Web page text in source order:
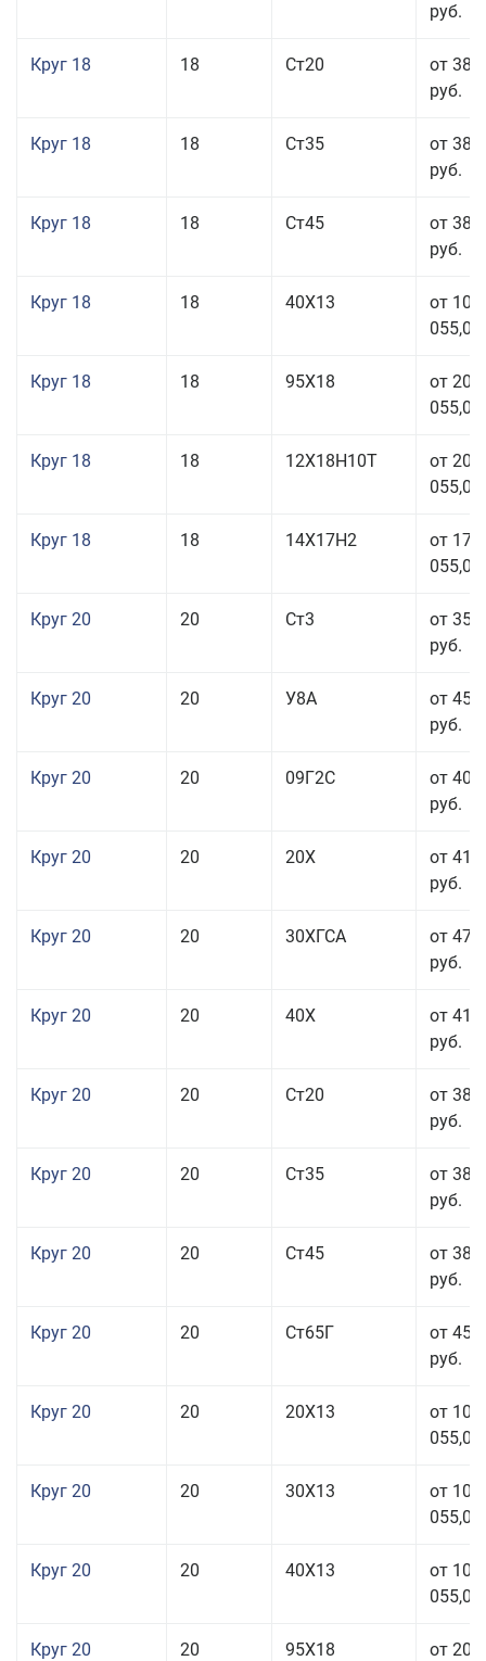
руб.
Круг 18 18 Ст20
от 38
руб.
Круг 18 18 Ст35
от 38
руб.
Круг 18 18 Ст45
от 38
руб.
Круг 18 18 40Х13
от 103
055,00
Круг 18 18 95Х18
от 208
055,00
Круг 18 18 12Х18Н10Т
от 209
055,00
Круг 18 18 14Х17Н2
от 175
055,00
Круг 20 20 Ст3
от 35
руб.
Круг 20 20 У8А
от 45
руб.
Круг 20 20 09Г2С
от 40
руб.
Круг 20 20 20Х
от 41
руб.
Круг 20 20 30ХГСА
от 47
руб.
Круг 20 20 40Х
от 41
руб.
Круг 20 20 Ст20
от 38
руб.
Круг 20 20 Ст35
от 38
руб.
Круг 20 20 Ст45
от 38
руб.
Круг 20 20 Ст65Г
от 45
руб.
Круг 20 20 20Х13
от 103
055,00
Круг 20 20 30Х13
от 103
055,00
Круг 20 20 40Х13
от 103
055,00
Круг 20 20 95Х18
от 208